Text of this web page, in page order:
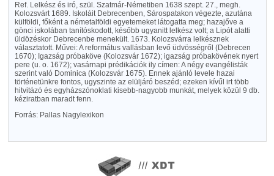
Ref. Lelkész és iró, szül. Szatmár-Németiben 1638 szept. 27., megh.
Kolozsvárt 1689. Iskoláit Debrecenben, Sárospatakon végezte, azutána
külföldi, főként a németalföldi egyetemeket látogatta meg; hazajőve a
gönci iskolában tanítóskodott, később ugyanitt lelkész volt; a Lipót alatti
üldözéskor Debrecenbe menekült. 1673. Kolozsvárra lelkésznek
választatott. Művei: A református vallásban levő üdvösségről (Debrecen
1670); Igazság próbaköve (Kolozsvár 1672); igazság próbakövének nyert
pere (u. o. 1672); vasárnapi prédikációk ily címen: A négy evangélisták
szerint való Dominica (Kolozsvár 1675). Ennek ajánló levele hazai
történetünkre fontos, ugyszinte az elüljáró beszéd; ezeken kívűl irt több
hitvitázó és egyházszónoklati kisebb-nagyobb munkát, melyek közül 9 db.
kéziratban maradt fenn.
Forrás: Pallas Nagylexikon